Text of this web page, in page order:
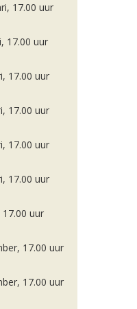
17.00 uur
17.00 uur
17.00 uur
17.00 uur
17.00 uur
17.00 uur
uur
17.00 uur
17.00 uur